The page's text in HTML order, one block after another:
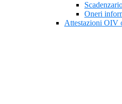
Oneri
Attestazioni OIV